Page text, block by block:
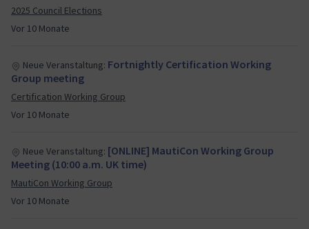
Vor 10 Monate
2025 Council Elections
Vor 10 Monate
Neue Veranstaltung: Fortnightly Certification Working
Group meeting
Certification Working Group
Vor 10 Monate
Neue Veranstaltung: [ONLINE] MautiCon Working Group
Meeting (10:00 a.m. UK time)
MautiCon Working Group